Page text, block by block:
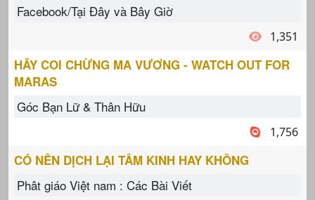
Facebook/Tại Đây và Bây Giờ
1,351
HÃY COI CHỪNG MA VƯƠNG - WATCH OUT FOR
MARAS
Góc Bạn Lữ & Thân Hữu
1,756
CÓ NÊN DỊCH LẠI TÂM KINH HAY KHÔNG
Phât giáo Việt nam : Các Bài Viết